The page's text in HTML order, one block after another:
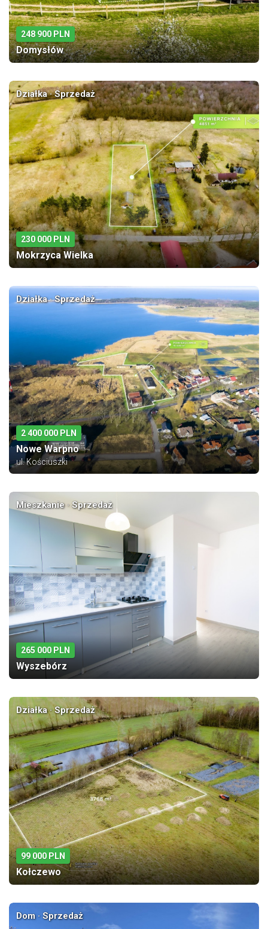
248 900 PLN
Domysłów
Działka · Sprzedaż
230 000 PLN
Mokrzyca Wielka
Działka · Sprzedaż
2 400 000 PLN
Nowe Warpno
ul. Kościuszki
Mieszkanie · Sprzedaż
265 000 PLN
Wyszebórz
Działka · Sprzedaż
99 000 PLN
Kołczewo
Dom · Sprzedaż